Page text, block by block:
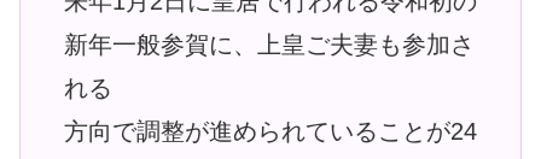
新年一般参賀に、上皇ご夫妻も参加さ
れる
方向で調整が進められていることが24